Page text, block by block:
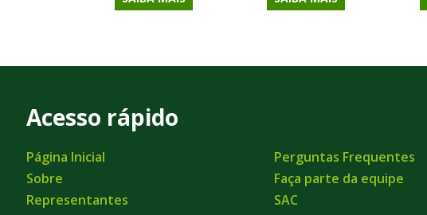
Acesso rápido
Página Inicial
Sobre
Representantes
Perguntas Frequentes
Faça parte da equipe
SAC